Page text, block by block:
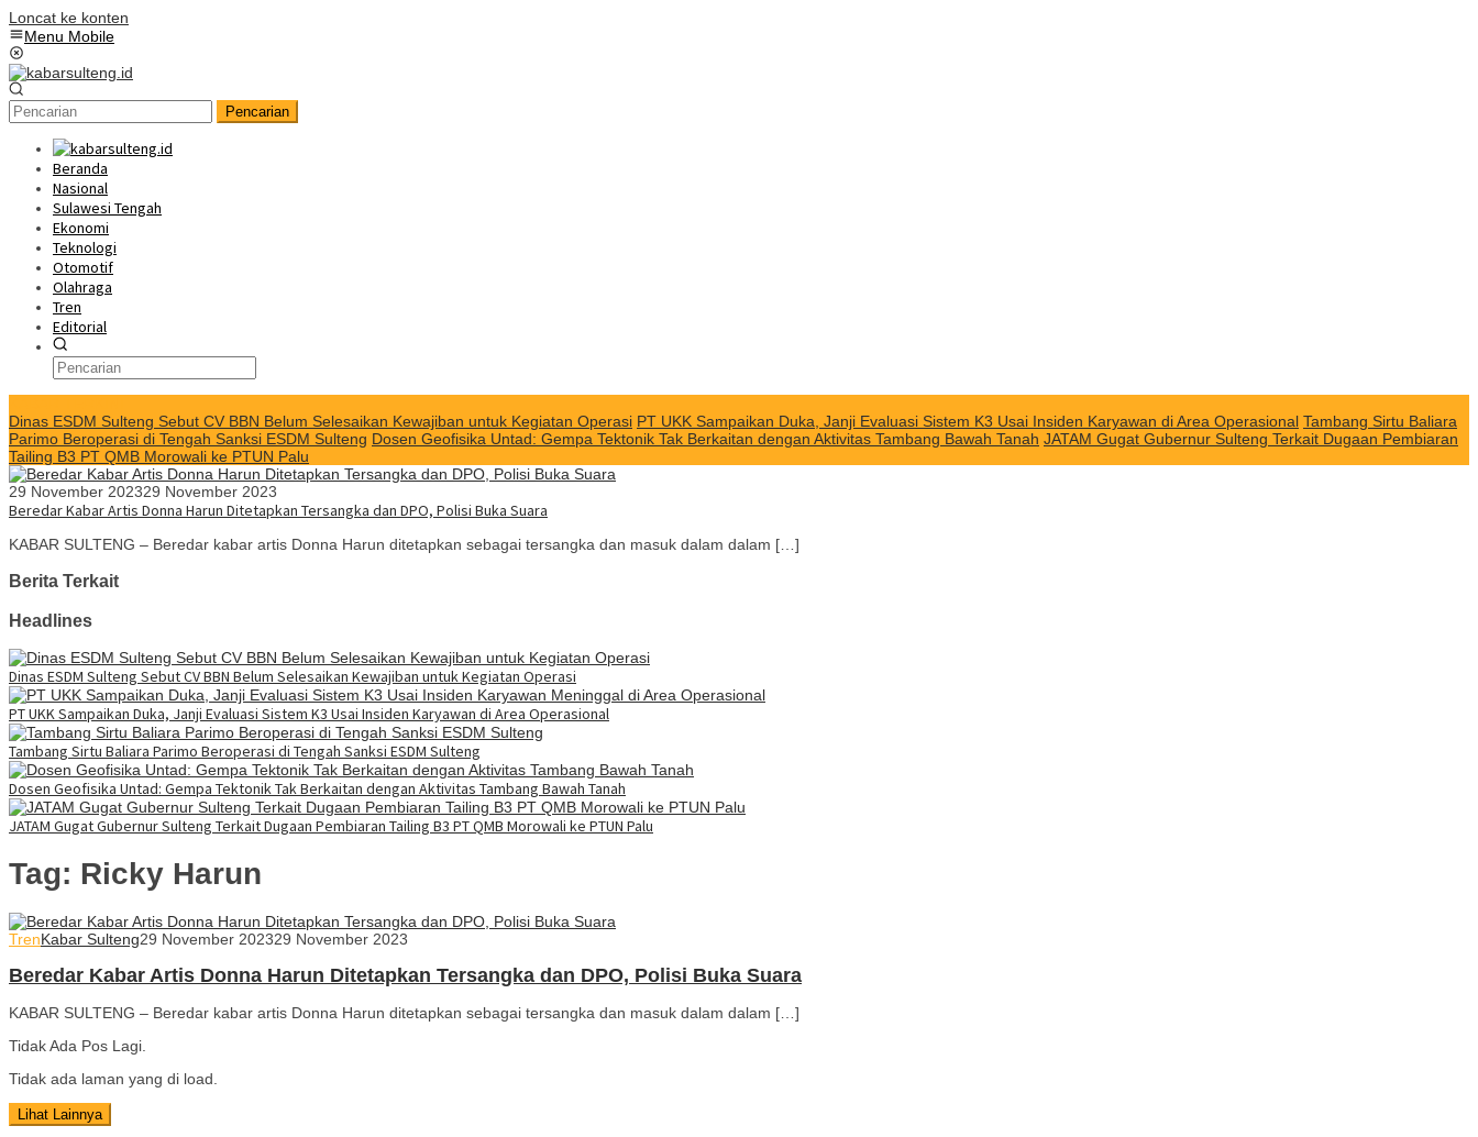
Loncat ke konten
Menu Mobile
Pencarian
Beranda
Nasional
Sulawesi Tengah
Ekonomi
Teknologi
Otomotif
Olahraga
Tren
Editorial
Dinas ESDM Sulteng Sebut CV BBN Belum Selesaikan Kewajiban untuk Kegiatan Operasi PT UKK Sampaikan Duka, Janji Evaluasi Sistem K3 Usai Insiden Karyawan di Area Operasional Tambang Sirtu Baliara
Parimo Beroperasi di Tengah Sanksi ESDM Sulteng Dosen Geofisika Untad: Gempa Tektonik Tak Berkaitan dengan Aktivitas Tambang Bawah Tanah JATAM Gugat Gubernur Sulteng Terkait Dugaan Pembiaran
Tailing B3 PT QMB Morowali ke PTUN Palu
29 November 202329 November 2023
Beredar Kabar Artis Donna Harun Ditetapkan Tersangka dan DPO, Polisi Buka Suara
KABAR SULTENG – Beredar kabar artis Donna Harun ditetapkan sebagai tersangka dan masuk dalam dalam […]
Berita Terkait
Headlines
Dinas ESDM Sulteng Sebut CV BBN Belum Selesaikan Kewajiban untuk Kegiatan Operasi
PT UKK Sampaikan Duka, Janji Evaluasi Sistem K3 Usai Insiden Karyawan di Area Operasional
Tambang Sirtu Baliara Parimo Beroperasi di Tengah Sanksi ESDM Sulteng
Dosen Geofisika Untad: Gempa Tektonik Tak Berkaitan dengan Aktivitas Tambang Bawah Tanah
JATAM Gugat Gubernur Sulteng Terkait Dugaan Pembiaran Tailing B3 PT QMB Morowali ke PTUN Palu
Tag: Ricky Harun
TrenKabar Sulteng29 November 202329 November 2023
Beredar Kabar Artis Donna Harun Ditetapkan Tersangka dan DPO, Polisi Buka Suara
KABAR SULTENG – Beredar kabar artis Donna Harun ditetapkan sebagai tersangka dan masuk dalam dalam […]
Tidak Ada Pos Lagi.
Tidak ada laman yang di load.
Lihat Lainnya